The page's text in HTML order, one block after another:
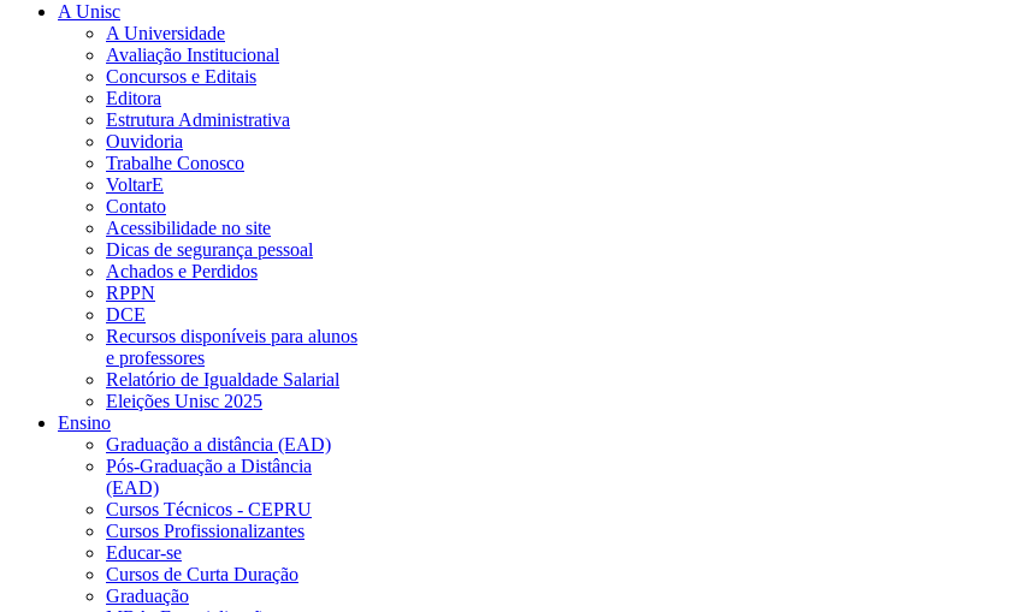
A Unisc
A Universidade
Avaliação Institucional
Concursos e Editais
Editora
Estrutura Administrativa
Ouvidoria
Trabalhe Conosco
VoltarE
Contato
Acessibilidade no site
Dicas de segurança pessoal
Achados e Perdidos
RPPN
DCE
Recursos disponíveis para alunos
e professores
Relatório de Igualdade Salarial
Eleições Unisc 2025
Ensino
Graduação a distância (EAD)
Pós-Graduação a Distância
(EAD)
Cursos Técnicos - CEPRU
Cursos Profissionalizantes
Educar-se
Cursos de Curta Duração
Graduação